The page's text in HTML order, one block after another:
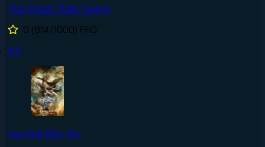
Thử Thách Thần Tượng
0 (814/1000) FHD
#4
Vạn Giới Độc Tôn